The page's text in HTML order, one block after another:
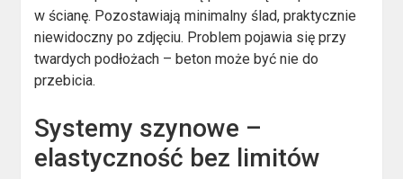
w ścianę. Pozostawiają minimalny ślad, praktycznie
niewidoczny po zdjęciu. Problem pojawia się przy
twardych podłożach – beton może być nie do
przebicia.
Systemy szynowe –
elastyczność bez limitów